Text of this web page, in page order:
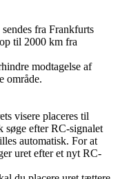
fra Frankfurts
til 2000 km fra
modtagelse af
område.
visere placeres til
søge efter RC-signalet
automatisk. For at
uret efter et nyt RC-